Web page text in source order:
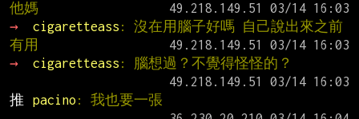
他媽
→
cigaretteass : 沒在用腦子好嗎 自己說出來之前
有用
→
cigaretteass : 腦想過？不覺得怪怪的？
推
pacino : 我也要一張